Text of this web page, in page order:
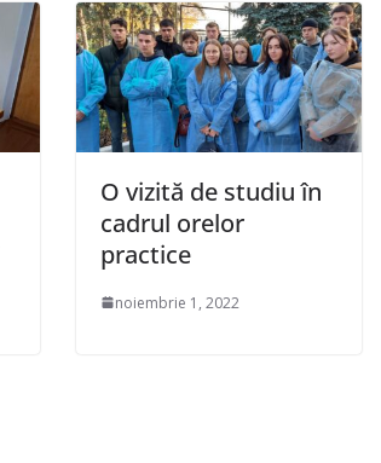
O vizită de studiu în
cadrul orelor
practice
noiembrie 1, 2022